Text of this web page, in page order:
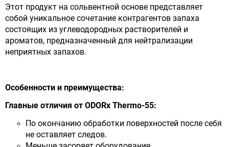
Этот продукт на сольвентной основе представляет
собой уникальное сочетание контрагентов запаха
состоящих из углеводородных растворителей и
ароматов, предназначенный для нейтрализации
неприятных запахов.
Особенности и преимущества:
Главные отличия отODORx Thermo-55:
По окончанию обработки поверхностей после себя
не оставляет следов.